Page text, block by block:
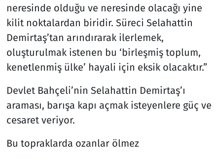
neresinde olduğu ve neresinde olacağı yine
kilit noktalardan biridir. Süreci Selahattin
Demirtaş’tan arındırarak ilerlemek,
oluşturulmak istenen bu ‘birleşmiş toplum,
kenetlenmiş ülke’ hayali için eksik olacaktır.”
Devlet Bahçeli’nin Selahattin Demirtaş’ı
araması, barışa kapı açmak isteyenlere güç ve
cesaret veriyor.
Bu topraklarda ozanlar ölmez